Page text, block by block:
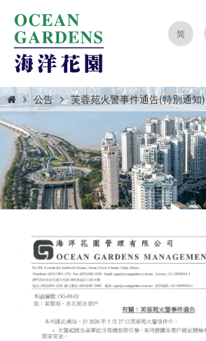
简
公告 芙蓉苑火警事件通告(特別通知)